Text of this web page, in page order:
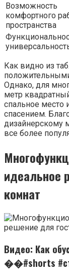
Возможность
комфортного
пространства
Как видно из
Однако, для
метр
спальное место
спасением.
дизайнерскому
все более
идеальное
комнат
Видео: Как
��#shorts